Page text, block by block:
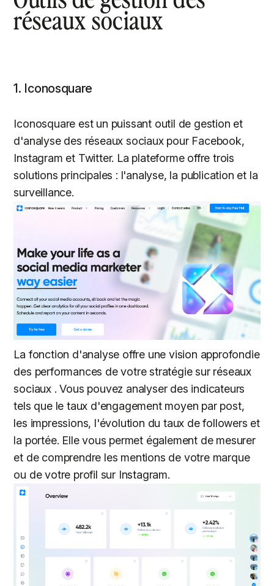
réseaux sociaux
1. Iconosquare
Iconosquare est un puissant outil de gestion et
d'analyse des réseaux sociaux pour Facebook,
Instagram et Twitter. La plateforme offre trois
solutions principales : l'analyse, la publication et la
surveillance.
La fonction d'analyse offre une vision approfondie
des performances de votre stratégie sur réseaux
sociaux . Vous pouvez analyser des indicateurs
tels que le taux d'engagement moyen par post,
les impressions, l'évolution du taux de followers et
la portée. Elle vous permet également de mesurer
et de comprendre les mentions de votre marque
ou de votre profil sur Instagram.